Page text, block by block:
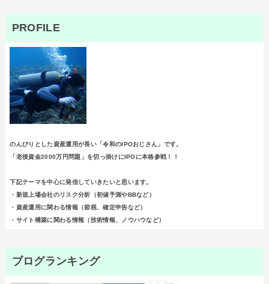
PROFILE
のんびりとした資産運用が長い「令和のIPOおじさん」です。
「老後資金2000万円問題」を切っ掛けにIPOに本格参戦！！
下記テーマを中心に発信していきたいと思います。
・新規上場会社のリスク分析（初値予測やBBなど）
・資産運用に関わる情報（節税、確定申告など）
・サイト構築に関わる情報（技術情報、ノウハウなど）
ブログランキング